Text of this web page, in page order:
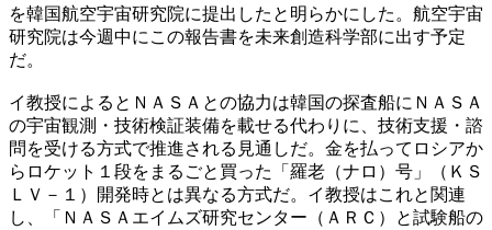
を韓国航空宇宙研究院に提出したと明らかにした。航空宇宙
研究院は今週中にこの報告書を未来創造科学部に出す予定
だ。
イ教授によるとＮＡＳＡとの協力は韓国の探査船にＮＡＳＡ
の宇宙観測・技術検証装備を載せる代わりに、技術支援・諮
問を受ける方式で推進される見通しだ。金を払ってロシアか
らロケット１段をまるごと買った「羅老（ナロ）号」（ＫＳ
ＬＶ－１）開発時とは異なる方式だ。イ教授はこれと関連
し、「ＮＡＳＡエイムズ研究センター（ＡＲＣ）と試験船の